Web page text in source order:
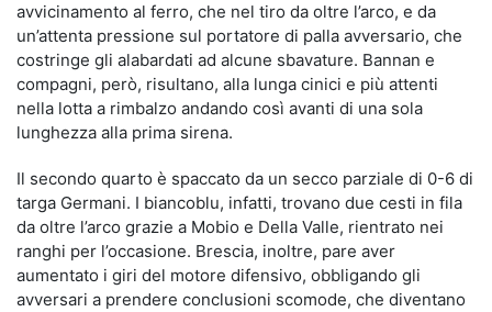
avvicinamento al ferro, che nel tiro da oltre l’arco, e da
un’attenta pressione sul portatore di palla avversario, che
costringe gli alabardati ad alcune sbavature. Bannan e
compagni, però, risultano, alla lunga cinici e più attenti
nella lotta a rimbalzo andando così avanti di una sola
lunghezza alla prima sirena.
Il secondo quarto è spaccato da un secco parziale di 0-6 di
targa Germani. I biancoblu, infatti, trovano due cesti in fila
da oltre l’arco grazie a Mobio e Della Valle, rientrato nei
ranghi per l’occasione. Brescia, inoltre, pare aver
aumentato i giri del motore difensivo, obbligando gli
avversari a prendere conclusioni scomode, che diventano